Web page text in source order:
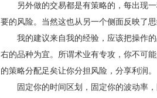
另外做的交易都是有策略的，每出现一
要的风险。当然这也从另一个侧面反映了
我的建议来自我的经验，应该把操作的
右的品种为宜。所谓术业有专攻，你不可
的策略分配足矣让你分担风险，分享利润。
固定你的时间区划，固定你的波动率，